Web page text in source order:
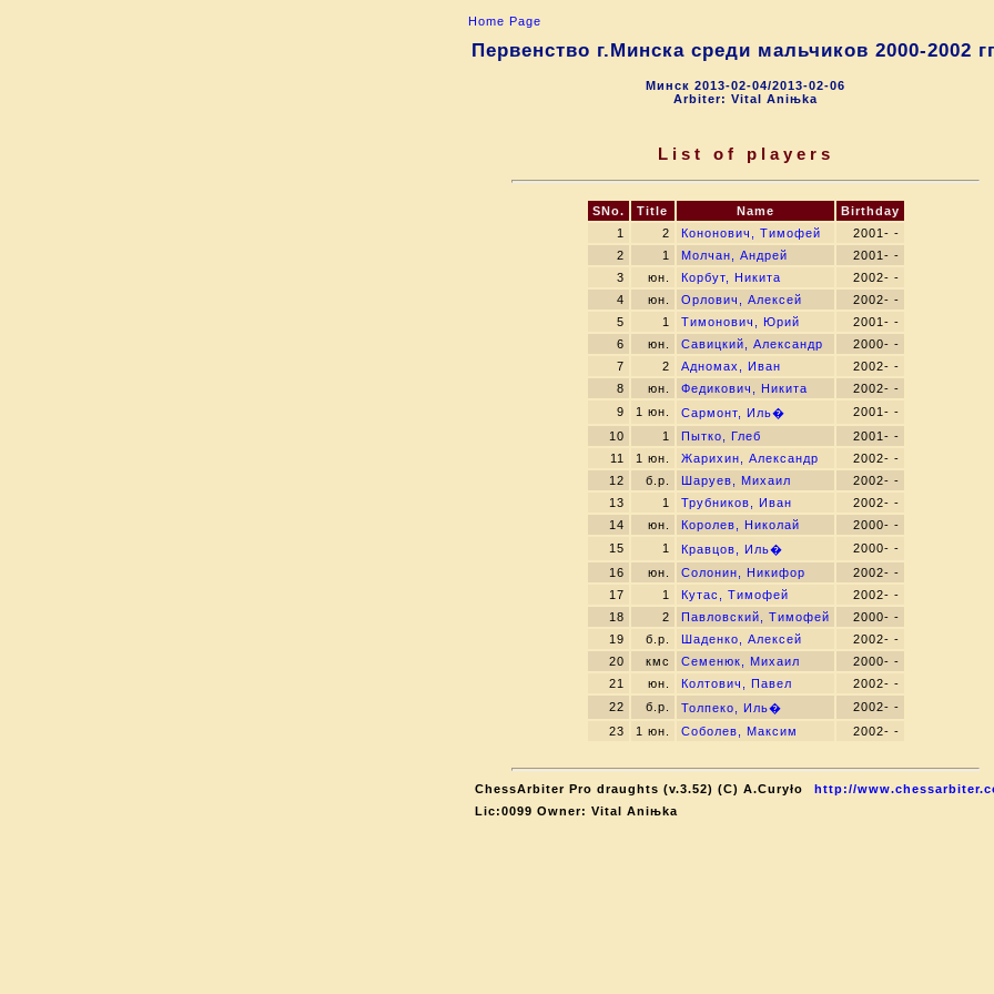
Home Page
Первенство г.Минска среди мальчиков 2000-2002
Минск 2013-02-04/2013-02-06
Arbiter: Vital Aniњka
List of players
SNo. Title Name
Birthday
1
2 Кононович, Тимофей
2001- -
2
1 Молчан, Андрей
2001- -
3
юн. Корбут, Никита
2002- -
4
юн. Орлович, Алексей
2002- -
5
1 Тимонович, Юрий
2001- -
6
юн. Савицкий, Александр
2000- -
7
2 Адномах, Иван
2002- -
8
юн. Федикович, Никита
2002- -
9
1 юн. Сармонт, Иль�
2001- -
10
1 Пытко, Глеб
2001- -
11
1 юн. Жарихин, Александр
2002- -
12
б.р. Шаруев, Михаил
2002- -
13
1 Трубников, Иван
2002- -
14
юн. Королев, Николай
2000- -
15
1 Кравцов, Иль�
2000- -
16
юн. Солонин, Никифор
2002- -
17
1 Кутас, Тимофей
2002- -
18
2 Павловский, Тимофей
2000- -
19
б.р. Шаденко, Алексей
2002- -
20
кмс Семенюк, Михаил
2000- -
21
юн. Колтович, Павел
2002- -
22
б.р. Толпеко, Иль�
2002- -
23
1 юн. Соболев, Максим 2002- -
ChessArbiter Pro draughts (v.3.52) (C) A.Curyło
http://
Lic:0099 Owner: Vital Aniњka